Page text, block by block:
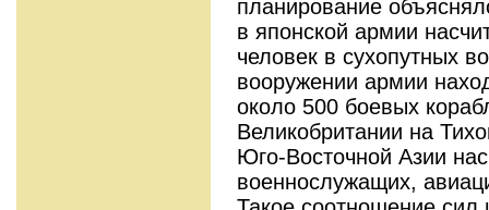
планирование
в японской армии
человек в сухопутных
вооружении армии
около 500 боевых
Великобритании на
Юго-Восточной Азии
военнослужащих,